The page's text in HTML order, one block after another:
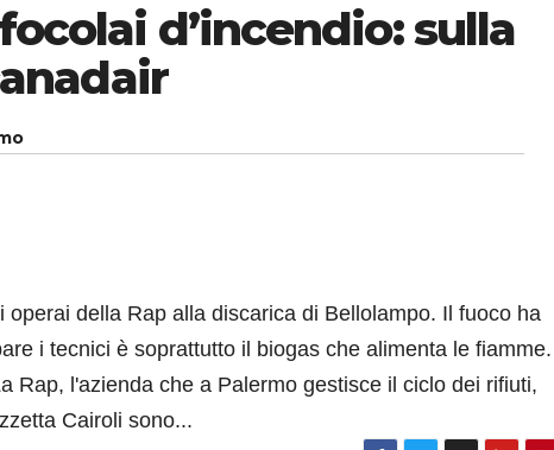
d’incendio: sulla
della Rap alla discarica di Bellolampo. Il fuoco ha
i tecnici è soprattutto il biogas che alimenta le fiamme.
Rap, l'azienda che a Palermo gestisce il ciclo dei rifiuti,
Cairoli sono...